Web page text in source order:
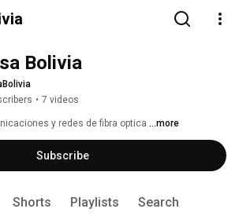
Bolivia
• 7 videos
y redes de fibra optica ...more
Subscribe
Shorts Playlists Search